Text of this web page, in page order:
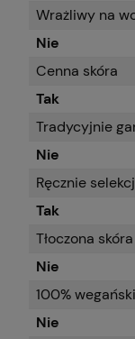
Wrażliwy na
Nie
Cenna skóra
Tak
Tradycyjnie
Nie
Ręcznie
Tak
Tłoczona skóra
Nie
100% wegański
Nie